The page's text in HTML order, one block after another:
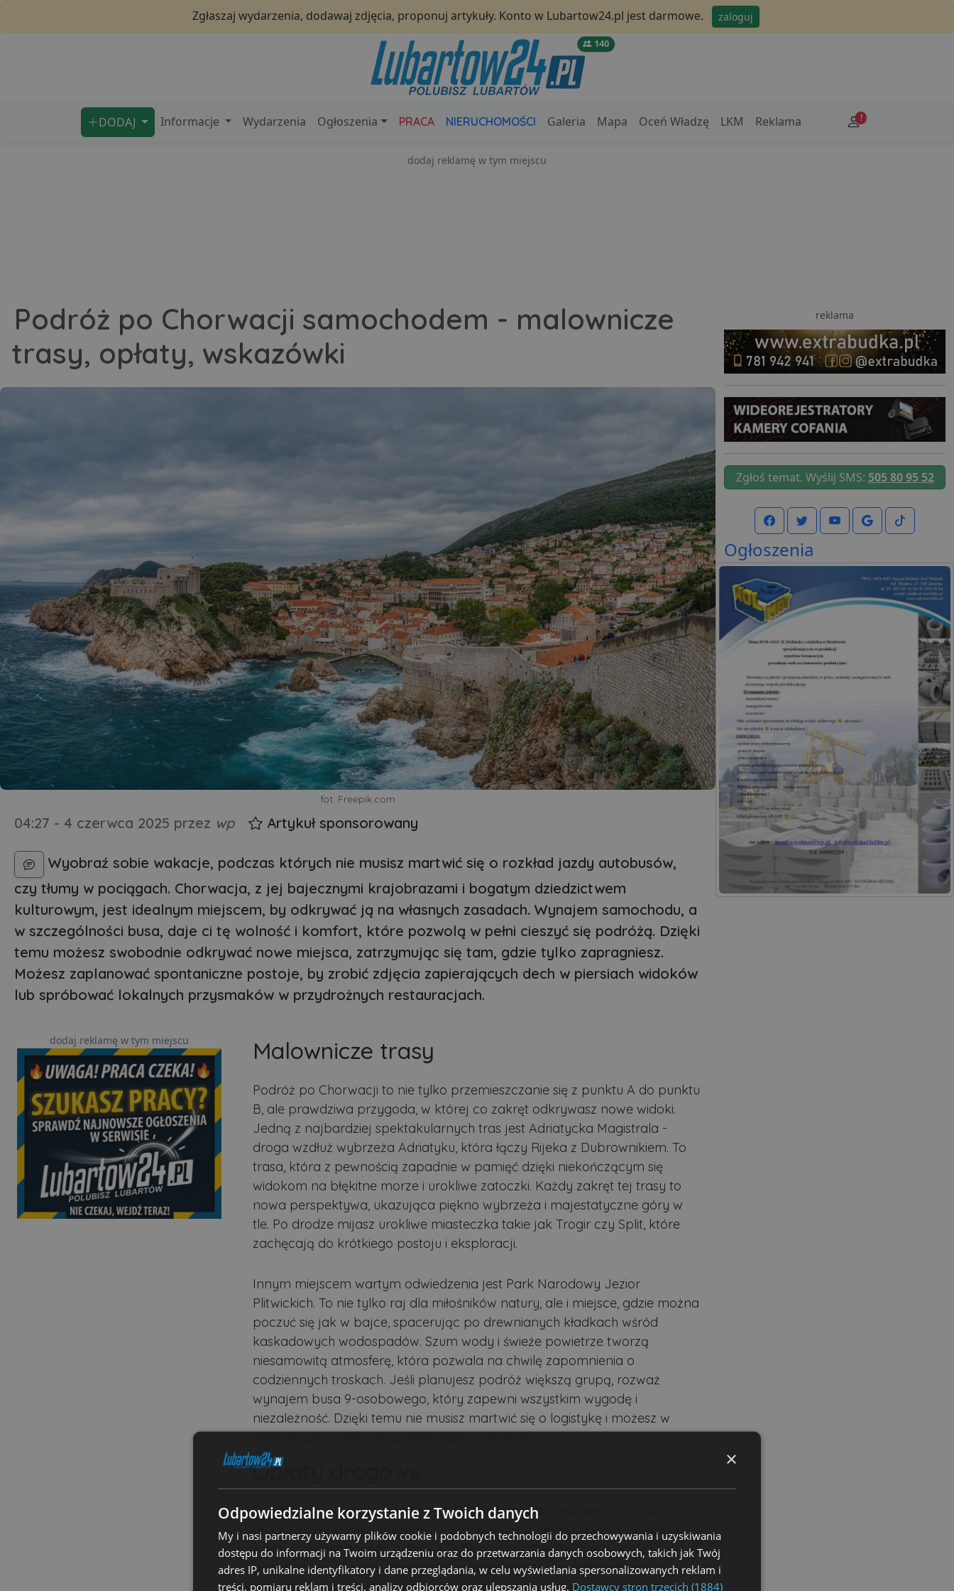
Zgłaszaj wydarzenia, dodawaj zdjęcia, proponuj artykuły. Konto w Lubartow24.pl jest darmowe. zaloguj
140
DODAJ Informacje Wydarzenia Ogłoszenia PRACA NIERUCHOMOŚCI Galeria Mapa Oceń Władzę LKM Reklama !
dodaj reklamę w tym miejscu
Podróż po Chorwacji samochodem - malownicze
trasy, opłaty, wskazówki
fot. Freepik.com
04:27 - 4 czerwca 2025 przez wp Artykuł sponsorowany
Wyobraź sobie wakacje, podczas których nie musisz martwić się o rozkład jazdy autobusów,
czy tłumy w pociągach. Chorwacja, z jej bajecznymi krajobrazami i bogatym dziedzictwem
kulturowym, jest idealnym miejscem, by odkrywać ją na własnych zasadach. Wynajem samochodu, a
w szczególności busa, daje ci tę wolność i komfort, które pozwolą w pełni cieszyć się podróżą. Dzięki
temu możesz swobodnie odkrywać nowe miejsca, zatrzymując się tam, gdzie tylko zapragniesz.
Możesz zaplanować spontaniczne postoje, by zrobić zdjęcia zapierających dech w piersiach widoków
lub spróbować lokalnych przysmaków w przydrożnych restauracjach.
dodaj reklamę w tym miejscu Malownicze trasy
Podróż po Chorwacji to nie tylko przemieszczanie się z punktu A do punktu
B, ale prawdziwa przygoda, w której co zakręt odkrywasz nowe widoki.
Jedną z najbardziej spektakularnych tras jest Adriatycka Magistrala -
droga wzdłuż wybrzeża Adriatyku, która łączy Rijeka z Dubrownikiem. To
trasa, która z pewnością zapadnie w pamięć dzięki niekończącym się
widokom na błękitne morze i urokliwe zatoczki. Każdy zakręt tej trasy to
nowa perspektywa, ukazująca piękno wybrzeża i majestatyczne góry w
tle. Po drodze mijasz urokliwe miasteczka takie jak Trogir czy Split, które
zachęcają do krótkiego postoju i eksploracji.
Innym miejscem wartym odwiedzenia jest Park Narodowy Jezior
Plitwickich. To nie tylko raj dla miłośników natury, ale i miejsce, gdzie można
poczuć się jak w bajce, spacerując po drewnianych kładkach wśród
kaskadowych wodospadów. Szum wody i świeże powietrze tworzą
niesamowitą atmosferę, która pozwala na chwilę zapomnienia o
codziennych troskach. Jeśli planujesz podróż większą grupą, rozważ
wynajem busa 9-osobowego, który zapewni wszystkim wygodę i
niezależność. Dzięki temu nie musisz martwić się o logistykę i możesz w
pełni skupić się na odkrywaniu piękna Chorwacji.
Opłaty drogowe
Podczas planowania podróży po Chorwacji warto uwzględnić opłaty
drogowe. Większość autostrad w tym kraju jest płatna, a koszt przejazdu
zależy od pokonanego odcinka i kategorii pojazdu. Wybierając się w
podróż, możesz skorzystać z opcji płatności gotówką lub kartą na
bramkach. Dla osób ceniących sobie wygodę i szybkość, dostępne są
reklama
Zgłoś temat. Wyślij SMS: 505 80 95 52
Ogłoszenia
×
Odpowiedzialne korzystanie z Twoich danych
My i nasi partnerzy używamy plików cookie i podobnych technologii do przechowywania i uzyskiwania
dostępu do informacji na Twoim urządzeniu oraz do przetwarzania danych osobowych, takich jak Twój
adres IP, unikalne identyfikatory i dane przeglądania, w celu wyświetlania spersonalizowanych reklam i
treści, pomiaru reklam i treści, analizy odbiorców oraz ulepszania usług. Dostawcy stron trzecich (1884)